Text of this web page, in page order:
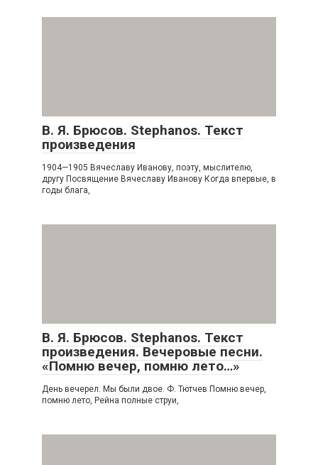
В. Я. Брюсов. Stephanos. Текст
произведения
1904—1905 Вячеславу Иванову, поэту, мыслителю,
другу Посвящение Вячеславу Иванову Когда впервые, в
годы блага,
В. Я. Брюсов. Stephanos. Текст
произведения. Вечеровые песни.
«Помню вечер, помню лето…»
День вечерел. Мы были двое. Ф. Тютчев Помню вечер,
помню лето, Рейна полные струи,